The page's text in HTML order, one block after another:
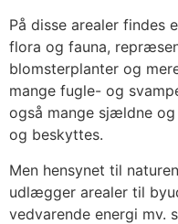
På disse arealer findes
flora og fauna,
blomsterplanter og
mange fugle- og
også mange sjældne
og beskyttes.
Men hensynet til
udlægger arealer til
vedvarende energi mv.